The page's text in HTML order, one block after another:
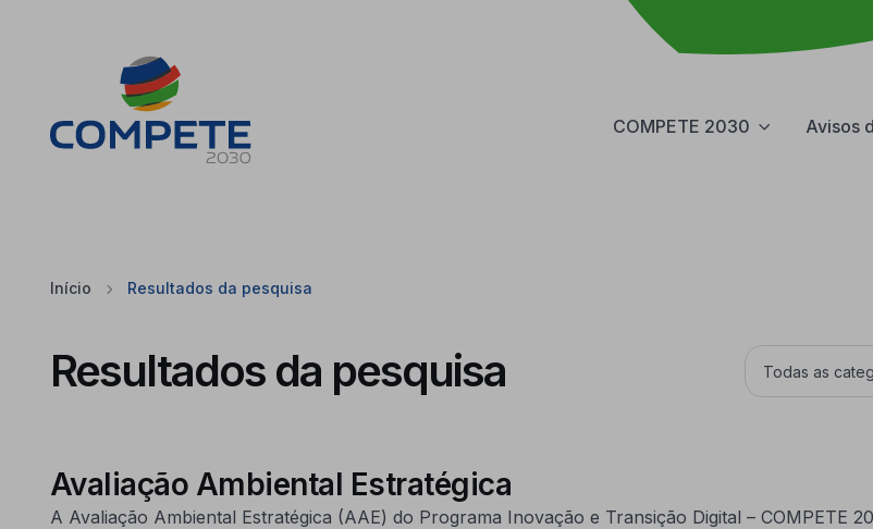
COMPETE 2030 Avisos
Início Resultados da pesquisa
Resultados da pesquisa
Avaliação Ambiental Estratégica
A Avaliação Ambiental Estratégica (AAE) do Programa Inovação e Transição Digital – COMPETE